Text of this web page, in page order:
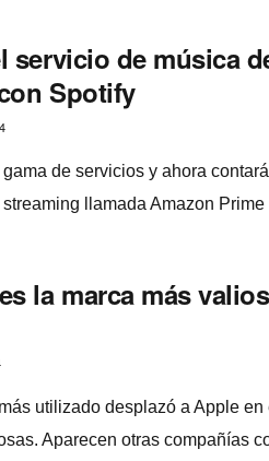
servicio de música
Spotify
de servicios y ahora
llamada Amazon Prime
la marca más
utilizado desplazó a Apple en
Aparecen otras compañí­as